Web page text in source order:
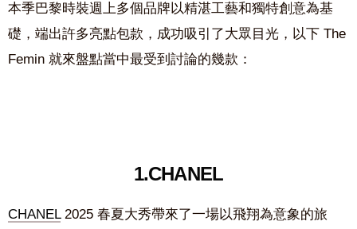
本季巴黎時裝週上多個品牌以精湛工藝和獨特創意為基
礎，端出許多亮點包款，成功吸引了大眾目光，以下 The
Femin 就來盤點當中最受到討論的幾款：
1.CHANEL
CHANEL2025 春夏大秀帶來了一場以飛翔為意象的旅